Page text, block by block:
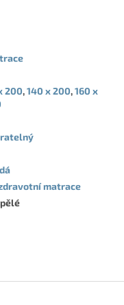
200,140 x 200,160 x
matrace